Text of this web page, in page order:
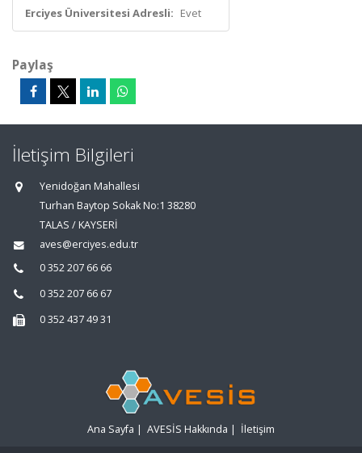
Erciyes Üniversitesi Adresli: Evet
Paylaş
İletişim Bilgileri
Yenidoğan Mahallesi
Turhan Baytop Sokak No:1 38280
TALAS / KAYSERİ
aves@erciyes.edu.tr
0 352 207 66 66
0 352 207 66 67
0 352 437 49 31
Ana Sayfa | AVESİS Hakkında | İletişim